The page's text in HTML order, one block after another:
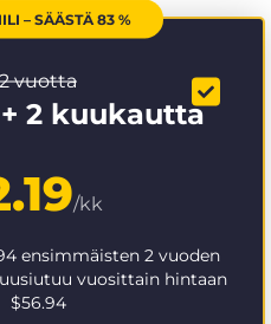
– SÄÄSTÄ 83 %
2 vuotta
2 kuukautta
/kk
ensimmäisten 2 vuoden
vuosittain hintaan
$56.94